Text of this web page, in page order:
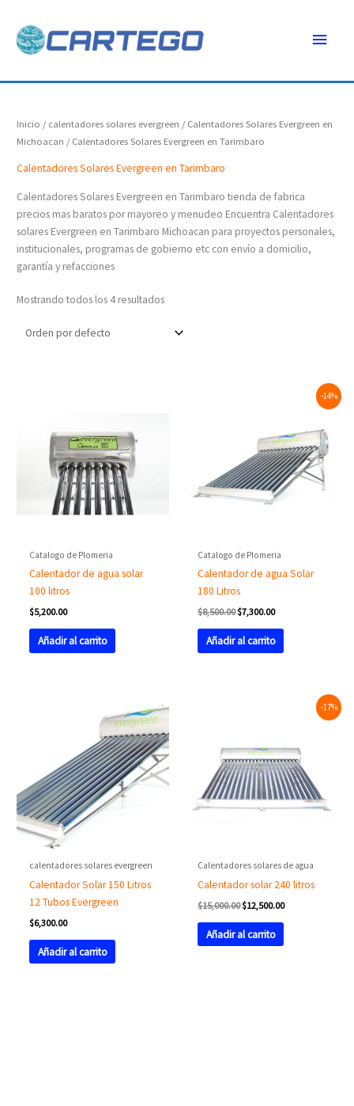
contenido
Inicio / calentadores solares evergreen / Calentadores Solares Evergreen en
Michoacan / Calentadores Solares Evergreen en Tarimbaro
Calentadores Solares Evergreen en Tarimbaro
Calentadores Solares Evergreen en Tarimbaro tienda de fabrica
precios mas baratos por mayoreo y menudeo Encuentra Calentadores
solares Evergreen en Tarimbaro Michoacan para proyectos personales,
institucionales, programas de gobierno etc con envío a domicilio,
garantía y refacciones
Mostrando todos los 4 resultados
Catalogo de Plomeria
Calentador de agua solar
100 litros
$5,200.00
Añadir al carrito
-14%
Catalogo de Plomeria
Calentador de agua Solar
180 Litros
$8,500.00$7,300.00
$7,300.00.
Añadir al carrito
calentadores solares evergreen
Calentador Solar 150 Litros
12 Tubos Evergreen
$6,300.00
Añadir al carrito
-17%
Calentadores solares de agua
Calentador solar 240 litros
$15,000.00$12,500.00
Añadir al carrito